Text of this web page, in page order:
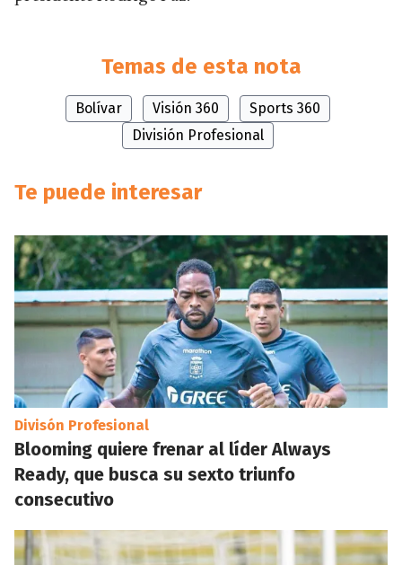
Temas de esta nota
Bolívar Visión 360
Sports 360
División Profesional
Te puede interesar
Divisón Profesional
Blooming quiere frenar al líder Always
Ready, que busca su sexto triunfo
consecutivo